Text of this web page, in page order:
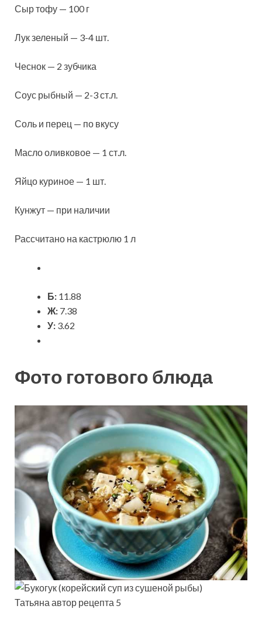
Сыр тофу — 100 г
Лук зеленый — 3-4 шт.
Чеснок — 2 зубчика
Соус рыбный — 2-3 ст.л.
Соль и перец — по вкусу
Масло оливковое — 1 ст.л.
Яйцо куриное — 1 шт.
Кунжут — при наличии
Рассчитано на кастрюлю 1 л
Б: 11.88
Ж: 7.38
У: 3.62
Фото готового блюда
Татьяна автор рецепта 5